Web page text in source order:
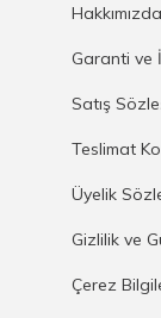
Garanti ve
Satış
Teslimat
Üyelik
Gizlilik ve
Çerez